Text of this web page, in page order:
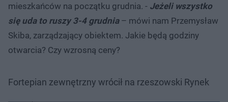
mieszkańców na początku grudnia. - Jeżeli wszystko
się uda to ruszy 3-4 grudnia – mówi nam Przemysław
Skiba, zarządzający obiektem. Jakie będą godziny
otwarcia? Czy wzrosną ceny?
Fortepian zewnętrzny wrócił na rzeszowski Rynek